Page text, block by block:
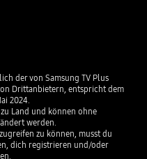
der von Samsung TV Plus
Drittanbietern, entspricht dem
2024.
Land und können ohne
werden.
zu können, musst du
dich registrieren und/oder